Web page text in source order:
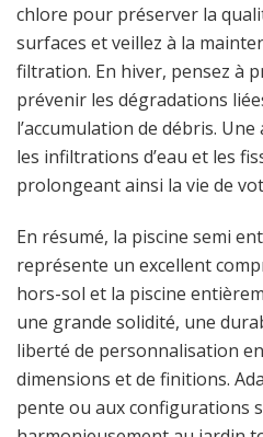
chlore pour préserver la
surfaces et veillez à la
filtration. En hiver, pensez à
prévenir les dégradations
l’accumulation de débris.
les infiltrations d’eau et les
prolongeant ainsi la vie de
En résumé, la piscine semi
représente un excellent
hors-sol et la piscine
une grande solidité, une
liberté de personnalisation
dimensions et de finitions.
pente ou aux configurations